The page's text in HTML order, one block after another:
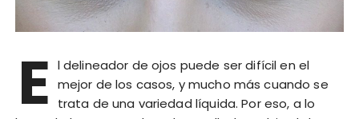
E l delineador de ojos puede ser difícil en el
mejor de los casos, y mucho más cuando se
trata de una variedad líquida. Por eso, a lo